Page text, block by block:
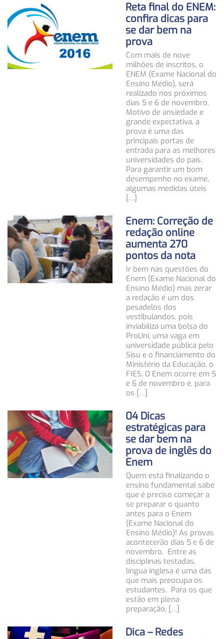
Reta final do ENEM:
confira dicas para
se dar bem na
prova
Com mais de nove
milhões de inscritos, o
ENEM (Exame Nacional do
Ensino Médio), será
realizado nos próximos
dias 5 e 6 de novembro.
Motivo de ansiedade e
grande expectativa, a
prova é uma das
principais portas de
entrada para as melhores
universidades do país.
Para garantir um bom
desempenho no exame,
algumas medidas úteis
[…]
Enem: Correção de
redação online
aumenta 270
pontos da nota
Ir bem nas questões do
Enem (Exame Nacional do
Ensino Médio) mas zerar
a redação é um dos
pesadelos dos
vestibulandos, pois
inviabiliza uma bolsa do
ProUni, uma vaga em
universidade pública pelo
Sisu e o financiamento do
Ministério da Educação, o
FIES. O Enem ocorre em 5
e 6 de novembro e, para
os […]
04 Dicas
estratégicas para
se dar bem na
prova de inglês do
Enem
Quem está finalizando o
ensino fundamental sabe
que é preciso começar a
se preparar o quanto
antes para o Enem
(Exame Nacional do
Ensino Médio)! As provas
acontecerão dias 5 e 6 de
novembro. Entre as
disciplinas testadas,
língua inglesa é uma das
que mais preocupa os
estudantes. Para os que
estão em plena
preparação, […]
Dica – Redes